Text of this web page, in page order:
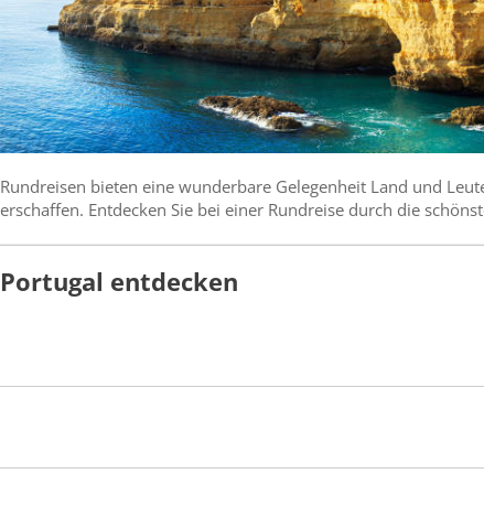
Rundreisen bieten eine wunderbare Gelegenheit Land und
erschaffen. Entdecken Sie bei einer Rundreise durch die
Portugal entdecken